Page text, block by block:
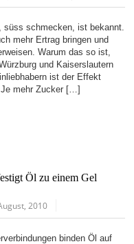
süss schmecken, ist bekannt.
mehr Ertrag bringen und
Warum das so ist,
und Kaiserslautern
ist der Effekt
mehr Zucker […]
Öl zu einem Gel
2010
binden Öl auf